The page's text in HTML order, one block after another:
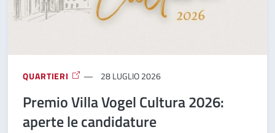
QUARTIERI 28 LUGLIO 2026
Premio Villa Vogel Cultura 2026:
aperte le candidature